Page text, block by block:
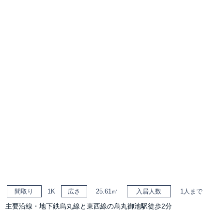
間取り 1K 広さ 25.61㎡ 入居人数 1人まで
主要沿線・地下鉄烏丸線と東西線の烏丸御池駅徒歩2分